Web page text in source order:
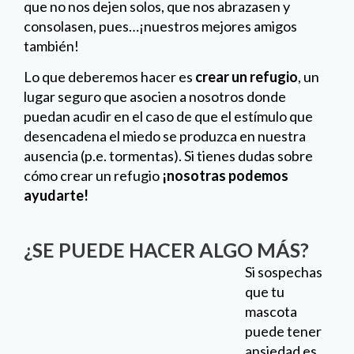
que no nos dejen solos, que nos abrazasen y
consolasen, pues…¡nuestros mejores amigos
también!
Lo que deberemos hacer es crear un refugio, un
lugar seguro que asocien a nosotros donde
puedan acudir en el caso de que el estímulo que
desencadena el miedo se produzca en nuestra
ausencia (p.e. tormentas). Si tienes dudas sobre
cómo crear un refugio ¡nosotras podemos
ayudarte!
¿SE PUEDE HACER ALGO MÁS?
Si sospechas que tu mascota puede tener
ansiedad es muy importante acudir a consulta.
Como hemos dicho, de forma habitual solemos
ignorar este tipo de problemas porque duran solo